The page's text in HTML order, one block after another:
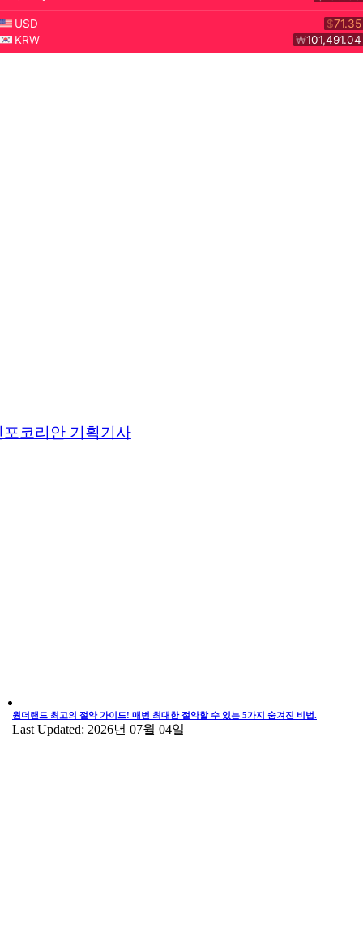
포코리안 기획기사
원더랜드 최고의 절약 가이드! 매번 최대한 절약할 수 있는 5가지 숨겨진 비법.
Last Updated: 2026년 07월 04일